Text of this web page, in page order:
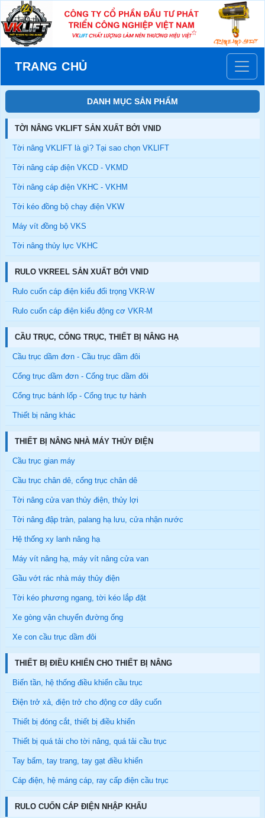
TRANG CHỦ
DANH MỤC SẢN PHẨM
TỜI NÂNG VKLIFT SẢN XUẤT BỞI VNID
Tời nâng VKLIFT là gì? Tại sao chọn VKLIFT
Tời nâng cáp điện VKCD - VKMD
Tời nâng cáp điện VKHC - VKHM
Tời kéo đồng bộ chạy điện VKW
Máy vít đồng bộ VKS
Tời nâng thủy lực VKHC
RULO VKREEL SẢN XUẤT BỞI VNID
Rulo cuốn cáp điện kiểu đối trọng VKR-W
Rulo cuốn cáp điện kiểu động cơ VKR-M
CẦU TRỤC, CỔNG TRỤC, THIẾT BỊ NÂNG HẠ
Cầu trục dầm đơn - Cầu trục dầm đôi
Cổng trục dầm đơn - Cổng trục dầm đôi
Cổng trục bánh lốp - Cổng trục tự hành
Thiết bị nâng khác
THIẾT BỊ NÂNG NHÀ MÁY THỦY ĐIỆN
Cầu trục gian máy
Cầu trục chân dê, cổng trục chân dê
Tời nâng cửa van thủy điện, thủy lợi
Tời nâng đập tràn, palang hạ lưu, cửa nhận nước
Hệ thống xy lanh nâng hạ
Máy vít nâng hạ, máy vít nâng cửa van
Gầu vớt rác nhà máy thủy điện
Tời kéo phương ngang, tời kéo lắp đặt
Xe gòng vận chuyển đường ống
Xe con cầu trục dầm đôi
THIẾT BỊ ĐIỀU KHIỂN CHO THIẾT BỊ NÂNG
Biến tần, hệ thống điều khiển cầu trục
Điện trở xả, điện trở cho động cơ dây cuốn
Thiết bị đóng cắt, thiết bị điều khiển
Thiết bị quá tải cho tời nâng, quá tải cầu trục
Tay bấm, tay trang, tay gạt điều khiển
Cáp điện, hệ máng cáp, ray cấp điện cầu trục
RULO CUỐN CÁP ĐIỆN NHẬP KHẨU